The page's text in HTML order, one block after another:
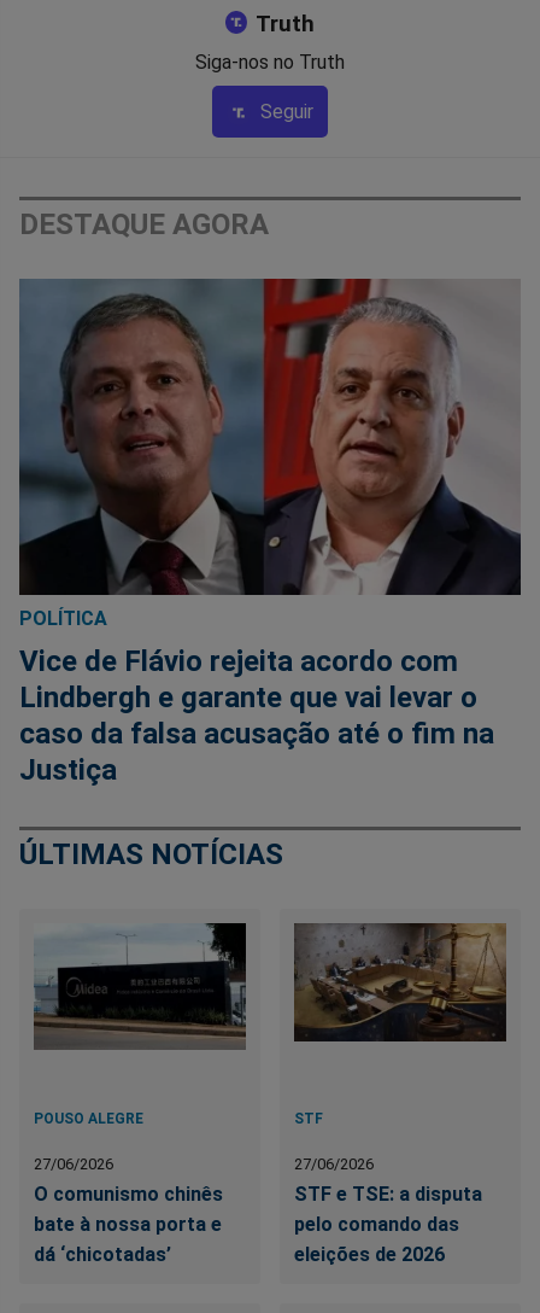
Truth
Siga-nos no Truth
Seguir
DESTAQUE AGORA
POLÍTICA
Vice de Flávio rejeita acordo com
Lindbergh e garante que vai levar o
caso da falsa acusação até o fim na
Justiça
ÚLTIMAS NOTÍCIAS
POUSO ALEGRE
27/06/2026
O comunismo chinês
bate à nossa porta e
dá ‘chicotadas’
STF
27/06/2026
STF e TSE: a disputa
pelo comando das
eleições de 2026